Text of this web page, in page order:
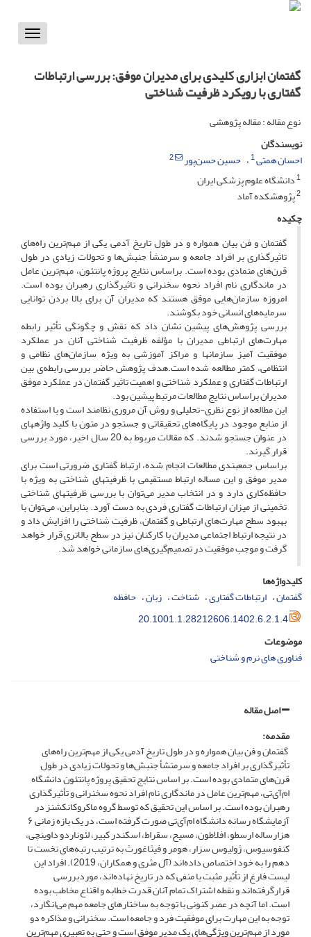
Toggle
گفتمان ابزاری کلیدی برای مدیران موفق: بررسی ارتباطات
گفتاری با رویکرد ظرفیت شناختی
نوع مقاله : مقاله پژوهشی
نویسندگان
احسان همتی1 حسین حسن‌پور
2
1دانشگاه علوم پزشکی ایران
2پژوهشکده آماد
چکیده
گفتمان و فن بیان همواره و در طول تاریخ آدمی یکی از مهم‌ترین راه‌های
تاثیرگذاری بر افراد جامعه و سرمنشأ جنبش‌ها و تحولات زیادی در طول
قرن‌های متمادی بوده است. براساس نتایج پروژه‌ پانتئون، مهم‌ترین عامل
در ماندگاری نام افراد نحوه سخنرانی و تاثیرگذاری رهبران بوده است.
امروزه سازمان‌هایی موفق هستند که مدیران آن برای بالا بردن توانایی
سرمایه‌های انسانی خود بکوشند.
بررسی پژوهش‌های پیشین نشان داد که نقش و چگونگی تأثیر رابطه
مهارت‌های ارتباطی مدیران با مؤلفه ظرفیت شناختی آنان در عملکرد
موفقیت آمیز سازمان‎ها و مراکز آموزشی به ویژه سازمان‌های نظامی و
انتظامی، کمتر مطالعه شده است.هدف پژوهش حاضر بررسی رابطه‌ی بین
ارتباطات گفتاری و عملکرد شناختی و اهمیت تاثیر گفتمان در عملکرد موفق
مدیران براساس نتایج مطالعات مرتبط پیشین بود.
این مطالعه از نوع نظری-تحلیلی و روش آن مروری نظامند است و با استفاده
از منابع موجود در پایگاه‌های تحقیقاتی و جستجو در متون با کلید واژه‎های
در عنوان جستجو شدند. که مقالات مربوط به 20 سال اخیر، مورد بررسی
قرار گیرند.
براساس جمع‎بندی مطالعات انجام شده، ارتباط گفتاری ضرورتی است برای
مدیر موفق و این مساله ارتباط مستقیمی با ظرفیت‎های شناختی به ویژه با
حافظه‌کاری دارد و در انتخاب مدیر می‌توان با بررسی ظرفیت‎های شناختی
تخمینی از میزان ارتباطات گفتاری فردی به دست آورد. بنابراین، می‌توان با
بهبود سطح مهارت‌های ارتباطی و گفتمان، ظرفیت شناختی را افزایش داد و
در نتیجه ارتباط اجتماعی مدیران با کارکنان نیز در سطح بالاتری قرار خواهد
گرفت و موجب موفقیت در تصمیم‌گیری‌های سازمانی خواهد شد.
کلیدواژه‌ها
گفتمان ارتباطات گفتاری شناخت زبان حافظه
20.1001.1.28212606.1402.6.2.1.4
موضوعات
فناوری های نرم و شناختی
اصل مقاله
مقدمه:
گفتمان و فن بیان همواره و در طول تاریخ آدمی یکی از مهم‌ترین راه‌های
تأثیرگذاری بر افراد جامعه و سرمنشأ جنبش‌ها و تحولات زیادی در طول
قرن‌های متمادی بوده است. بر اساس نتایج تحقیق پروژه پانتئون دانشگاه
ام‌آی‌تی، مهم‌ترین عامل در ماندگاری نام افراد نحوه سخنرانی و تأثیرگذاری
رهبران بوده است. بر اساس این تحقیق که توسط گروه ماکروکانکشنز در
آزمایشگاه رسانه دانشگاه ام‌آی‌تی صورت گرفته است، در یک بازه زمانی ۶
هزارساله ارسطو، افلاطون، مسیح، سقراط، اسکندر کبیر، لئوناردو داوینچی،
کنفوسیوس، ژولیوس سزار، هومر و فیثاغورث به ترتیب رتبه‌های نخست تا
دهم را به خود اختصاص داده‌اند (آل مثری و همکاران، 2019). افراد این
لیست فارغ از تأثیر مثبت یا منفی که در تاریخ نهاده‌اند، موردبررسی
قرارگرفته‌اند و نقطه اشتراک تمام آنان قدرت خطابه و اقناع مخاطب بوده
است. اما آنچه در عصر کنونی با توجه به ساختارهای جامعه مهم می‌انگارد،
توجه به این مهارت برای موفقیت فرد و جامعه است. سخنرانی و مذاکره دو
مورد از مهم‌ترین ویژگی‌های یک مدیر موفق است و حتی به تعبیری مهم‌ترین